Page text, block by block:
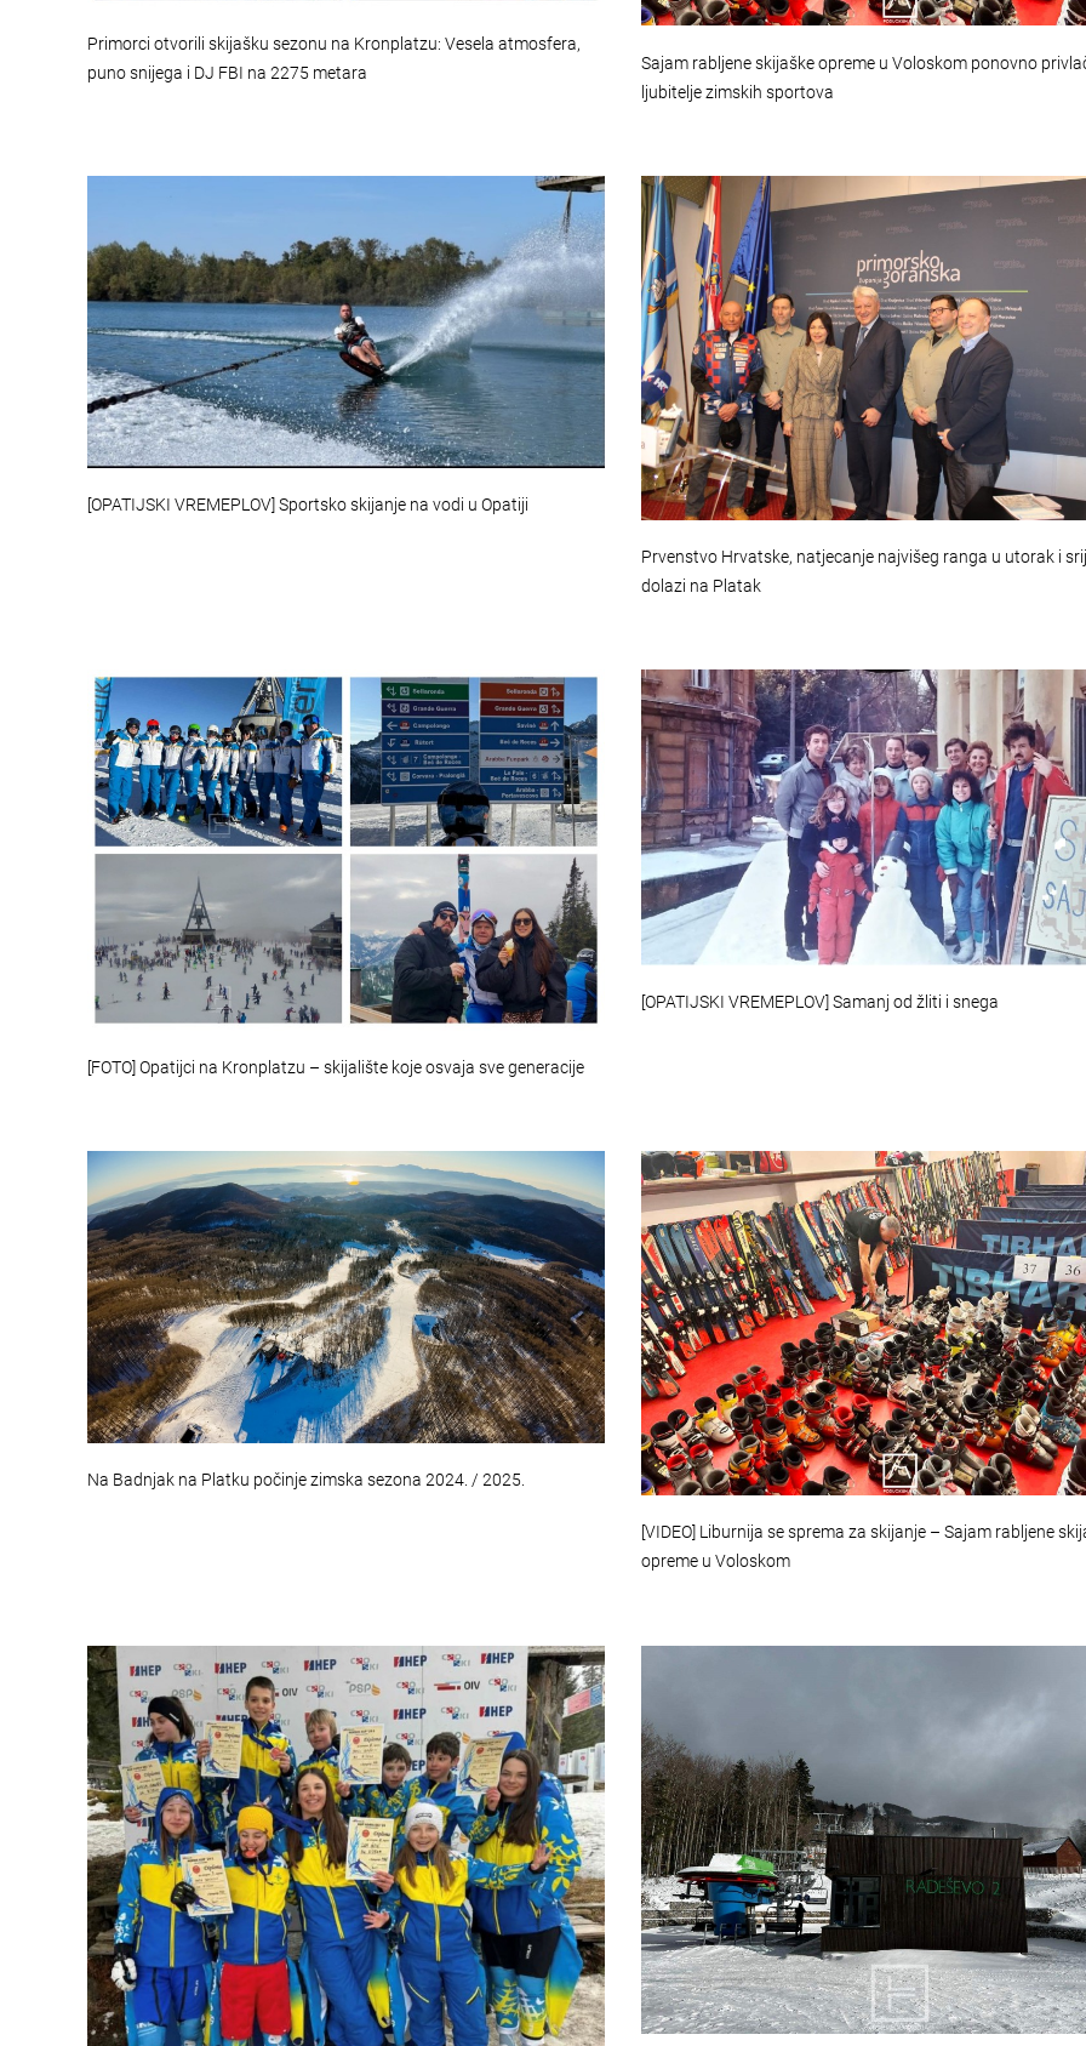
Primorci otvorili skijašku sezonu na Kronplatzu: Vesela atmosfera,
puno snijega i DJ FBI na 2275 metara
Sajam rabljene skijaške opreme u Voloskom ponovno
ljubitelje zimskih sportova
[OPATIJSKI VREMEPLOV] Sportsko skijanje na vodi u Opatiji
Prvenstvo Hrvatske, natjecanje najvišeg ranga u utorak i
dolazi na Platak
[FOTO] Opatijci na Kronplatzu – skijalište koje osvaja sve generacije
[OPATIJSKI VREMEPLOV] Samanj od žliti i snega
Na Badnjak na Platku počinje zimska sezona 2024. / 2025.
[VIDEO] Liburnija se sprema za skijanje – Sajam rabljene
opreme u Voloskom